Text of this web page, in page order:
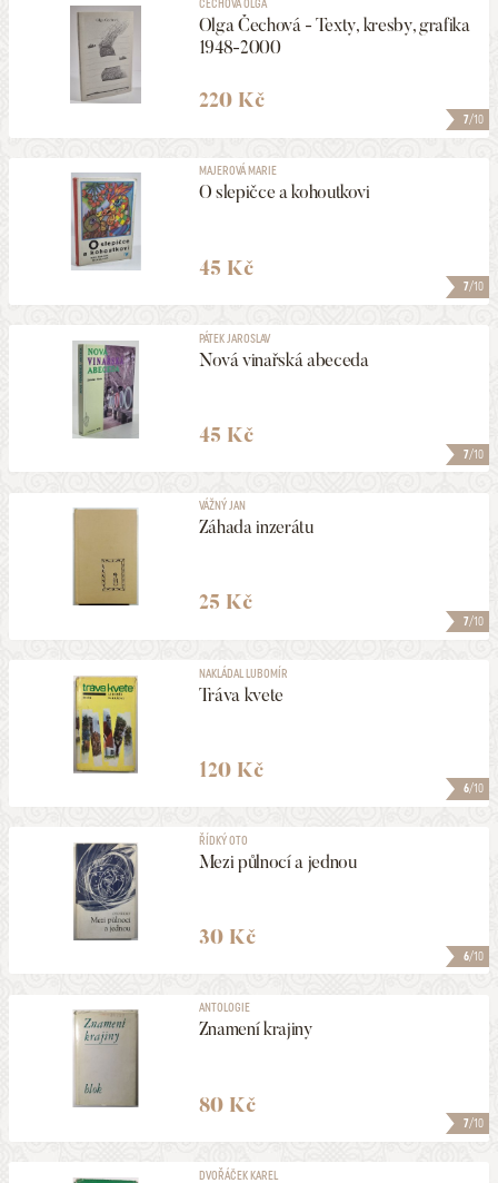
7/10
ČECHOVÁ OLGA
Olga Čechová - Texty, kresby, grafika
1948-2000
220 Kč
7/10
MAJEROVÁ MARIE
O slepičce a kohoutkovi
45 Kč
7/10
PÁTEK JAROSLAV
Nová vinařská abeceda
45 Kč
7/10
VÁŽNÝ JAN
Záhada inzerátu
25 Kč
6/10
NAKLÁDAL LUBOMÍR
Tráva kvete
120 Kč
6/10
ŘÍDKÝ OTO
Mezi půlnocí a jednou
30 Kč
7/10
ANTOLOGIE
Znamení krajiny
80 Kč
DVOŘÁČEK KAREL